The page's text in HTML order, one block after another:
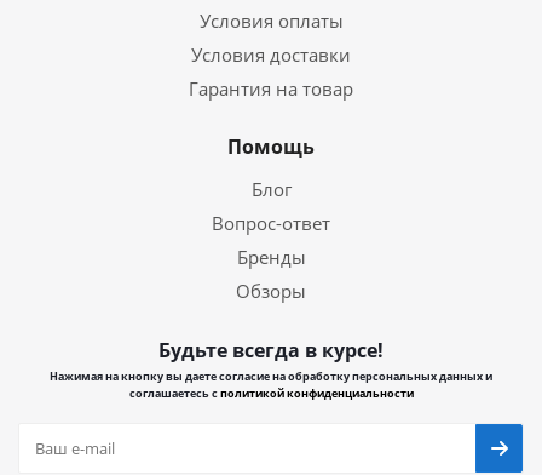
Условия оплаты
Условия доставки
Гарантия на товар
Помощь
Блог
Вопрос-ответ
Бренды
Обзоры
Будьте всегда в курсе!
Нажимая на кнопку вы даете согласие на обработку персональных данных и
соглашаетесь сполитикой конфиденциальности